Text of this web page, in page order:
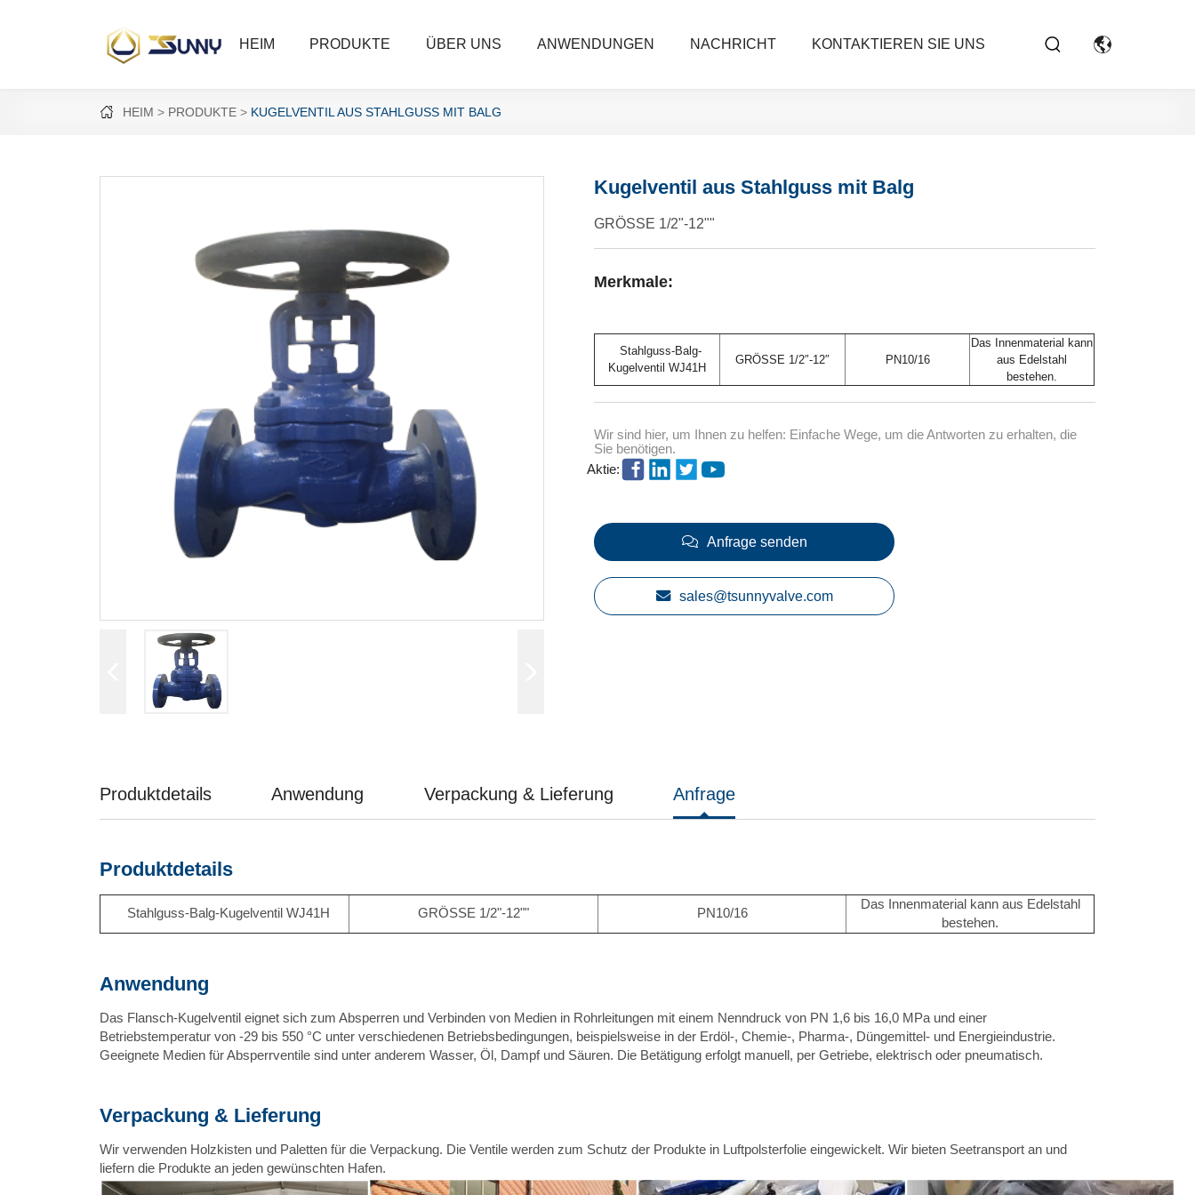
HEIM PRODUKTE ÜBER UNS ANWENDUNGEN NACHRICHT KONTAKTIEREN SIE UNS
HEIM PRODUKTE KUGELVENTIL AUS STAHLGUSS MIT BALG
Kugelventil aus Stahlguss mit Balg
GRÖSSE 1/2"-12""
Merkmale:
Stahlguss-Balg-
Kugelventil WJ41H
GRÖSSE 1/2″-12″ PN10/16
Das Innenmaterial kann
aus Edelstahl
bestehen.
Wir sind hier, um Ihnen zu helfen: Einfache Wege, um die Antworten zu erhalten, die
Sie benötigen.
Aktie:
Anfrage senden
sales@tsunnyvalve.com
Produktdetails Anwendung Verpackung & Lieferung Anfrage
Produktdetails
Stahlguss-Balg-Kugelventil WJ41H GRÖSSE 1/2"-12"" PN10/16
Das Innenmaterial kann aus Edelstahl
bestehen.
Anwendung
Das Flansch-Kugelventil eignet sich zum Absperren und Verbinden von Medien in Rohrleitungen mit einem Nenndruck von PN 1,6 bis 16,0 MPa und einer
Betriebstemperatur von -29 bis 550 °C unter verschiedenen Betriebsbedingungen, beispielsweise in der Erdöl-, Chemie-, Pharma-, Düngemittel- und Energieindustrie.
Geeignete Medien für Absperrventile sind unter anderem Wasser, Öl, Dampf und Säuren. Die Betätigung erfolgt manuell, per Getriebe, elektrisch oder pneumatisch.
Verpackung & Lieferung
Wir verwenden Holzkisten und Paletten für die Verpackung. Die Ventile werden zum Schutz der Produkte in Luftpolsterfolie eingewickelt. Wir bieten Seetransport an und
liefern die Produkte an jeden gewünschten Hafen.